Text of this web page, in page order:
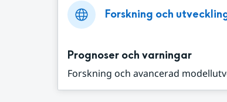
Forskning och
Prognoser och varningar
Forskning och avancerad